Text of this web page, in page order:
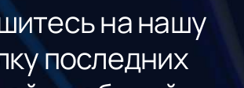
на нашу
последних